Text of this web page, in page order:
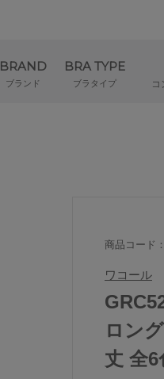
BRAND
ブランド
BRA TYPE
ブラタイプ コ
商品コード
ワコール
ロン
丈 全6